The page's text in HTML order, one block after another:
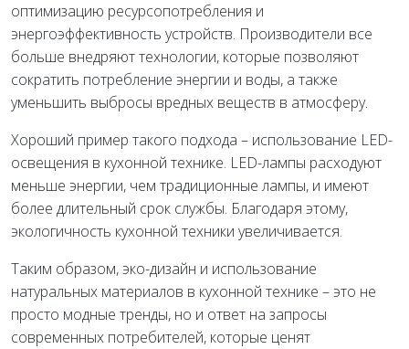
оптимизацию ресурсопотребления и
энергоэффективность устройств. Производители все
больше внедряют технологии, которые позволяют
сократить потребление энергии и воды, а также
уменьшить выбросы вредных веществ в атмосферу.
Хороший пример такого подхода – использование LED-
освещения в кухонной технике. LED-лампы расходуют
меньше энергии, чем традиционные лампы, и имеют
более длительный срок службы. Благодаря этому,
экологичность кухонной техники увеличивается.
Таким образом, эко-дизайн и использование
натуральных материалов в кухонной технике – это не
просто модные тренды, но и ответ на запросы
современных потребителей, которые ценят